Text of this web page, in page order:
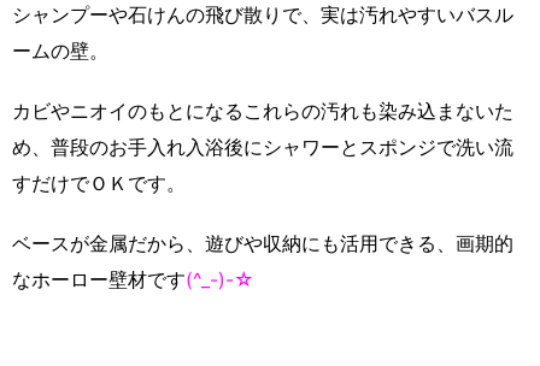
シャンプーや石けんの飛び散りで、実は汚れやすいバスル
ームの壁。
カビやニオイのもとになるこれらの汚れも染み込まないた
め、普段のお手入れ入浴後にシャワーとスポンジで洗い流
すだけでＯＫです。
ベースが金属だから、遊びや収納にも活用できる、画期的
なホーロー壁材です(^_-)-☆